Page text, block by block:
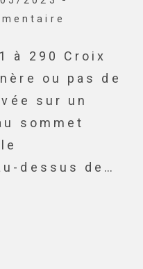
à 290 Croix
ou pas de
sur un
sommet
dessus de…